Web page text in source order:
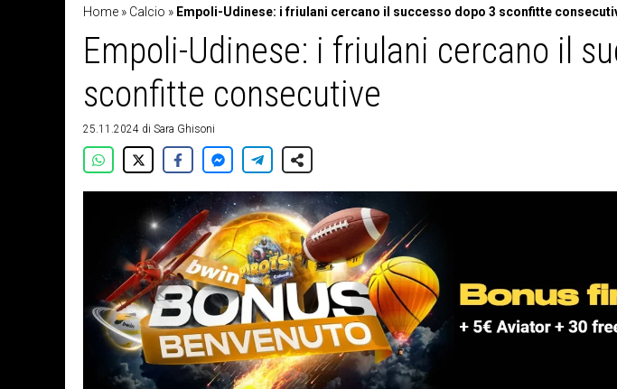
Home » Calcio » Empoli-Udinese: i friulani cercano il successo dopo 3 sconfitte
Empoli-Udinese: i friulani cercano il
sconfitte consecutive
25.11.2024 di Sara Ghisoni